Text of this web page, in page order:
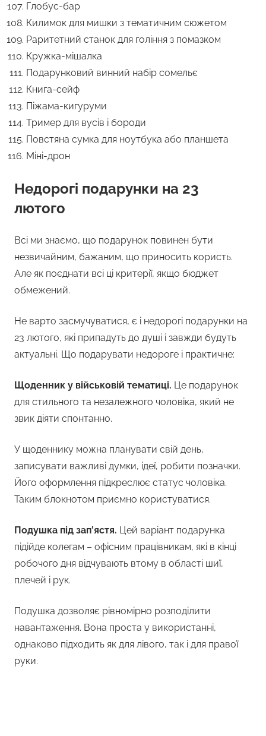
Глобус-бар
Килимок для мишки з тематичним сюжетом
Раритетний станок для гоління з помазком
Кружка-мішалка
Подарунковий винний набір сомельє
Книга-сейф
Піжама-кигуруми
Тример для вусів і бороди
Повстяна сумка для ноутбука або планшета
Міні-дрон
Недорогі подарунки на 23
лютого
Всі ми знаємо, що подарунок повинен бути
незвичайним, бажаним, що приносить користь.
Але як поєднати всі ці критерії, якщо бюджет
обмежений.
Не варто засмучуватися, є і недорогі подарунки на
23 лютого, які припадуть до душі і завжди будуть
актуальні. Що подарувати недороге і практичне:
Щоденник у військовій тематиці. Це подарунок
для стильного та незалежного чоловіка, який не
звик діяти спонтанно.
У щоденнику можна планувати свій день,
записувати важливі думки, ідеї, робити позначки.
Його оформлення підкреслює статус чоловіка.
Таким блокнотом приємно користуватися.
Подушка під зап’ястя. Цей варіант подарунка
підійде колегам – офісним працівникам, які в кінці
робочого дня відчувають втому в області шиї,
плечей і рук.
Подушка дозволяє рівномірно розподілити
навантаження. Вона проста у використанні,
однаково підходить як для лівого, так і для правої
руки.